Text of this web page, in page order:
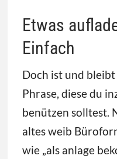
Etwas
Einfach
Doch ist und
Phrase, diese du
benützen solltest.
altes weib
wie „als anlage